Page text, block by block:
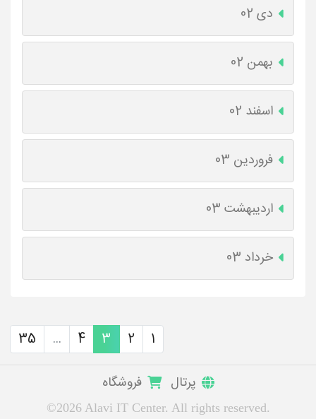
دی 02
بهمن 02
اسفند 02
فروردین 03
اردیبهشت 03
خرداد 03
1
2
3
4
...
35
پرتال فروشگاه
©2026 Alavi IT Center. All rights reserved.